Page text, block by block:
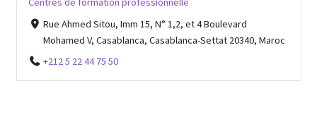
Rue Ahmed Sitou, Imm 15, N° 1,2, et 4 Boulevard
Mohamed V, Casablanca, Casablanca-Settat 20340, Maroc
+212 5 22 44 75 50